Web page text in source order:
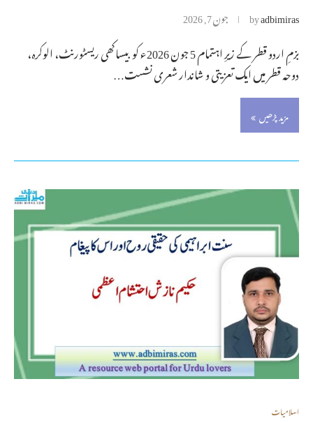
byadbimiras جون 7, 2026
بزمِ اردو قطر کے زیرِ اہتمام 5 جون 2026ء کو بیساکھی ریسٹورنٹ، الوکرہ،
دوحہ قطر میں ایک تعزیتی و شاندار شعری نشست…
مزید پڑھیں
اسلامیات